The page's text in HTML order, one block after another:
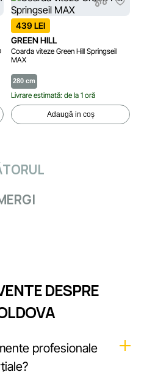
439 LEI
GREEN HILL
Coarda viteze Green Hill Springseil
MAX
280 cm
Livrare estimată: de la 1 oră
Adaugă in coș
DESPRE
profesionale